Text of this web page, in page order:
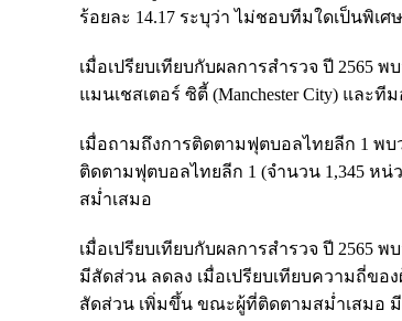
ร้อยละ 14.17 ระบุว่า ไม่ชอบทีมใดเป็นพิเศษ
เมื่อเปรียบเทียบกับผลการสำรวจ ปี 2565 พ
แมนเชสเตอร์ ซิตี้ (Manchester City) และ
เมื่อถามถึงการติดตามฟุตบอลไทยลีก 1 พบ
ติดตามฟุตบอลไทยลีก 1 (จำนวน 1,345 หน่
สม่ำเสมอ
เมื่อเปรียบเทียบกับผลการสำรวจ ปี 2565
มีสัดส่วน ลดลง เมื่อเปรียบเทียบความถี่ขอ
สัดส่วน เพิ่มขึ้น ขณะผู้ที่ติดตามสม่ำเสมอ